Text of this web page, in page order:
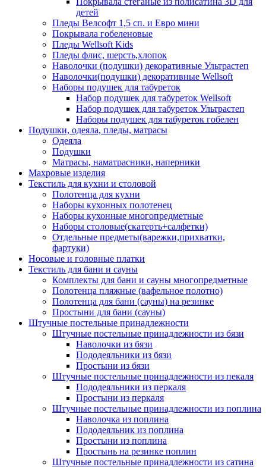
детей
Пледы Велсофт 1,5 сп. и Евро мини
Покрывала гобеленовые
Пледы Wellsoft Kids
Пледы флис, шерсть,хлопок
Наволочки (подушки) декоративные Ультрастеп
Наволочки(подушки) декоративные Wellsoft
Наборы подушек для табуреток
Набор подушек для табуреток Wellsoft
Набор подушек для табуреток Ультрастеп
Наборы подушек для табуреток гобелен
Подушки, одеяла, пледы, матрасы
Одеяла
Подушки
Матрасы, наматрасники, наперники
Махровые изделия
Текстиль для кухни и столовой
Полотенца для кухни
Наборы кухонных полотенец
Наборы кухонные многопредметные
Наборы столовые(скатерть+салфетки)
Отдельные предметы(варежки,прихватки,
фартуки)
Носовые и головные платки
Текстиль для бани и сауны
Комплекты для бани и сауны многопредметные
Полотенца пляжные (вафельное полотно)
Полотенца для бани (сауны) на резинке
Простыни для бани (сауны)
Штучные постельные принадлежности
Штучные постельные принадлежности из бязи
Наволочки из бязи
Пододеяльники из бязи
Простыни из бязи
Штучные постельные принадлежности из пекаля
Пододеяльники из перкаля
Простыни из перкаля
Штучные постельные принадлежности из поплина
Наволочка из поплина
Пододеяльник из поплина
Простыни из поплина
Простынь на резинке поплин
Штучные постельные принадлежности из сатина